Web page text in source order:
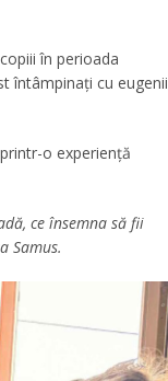
în perioada
întâmpinați cu eugenii
o experiență
ce însemna să fii
Samus.